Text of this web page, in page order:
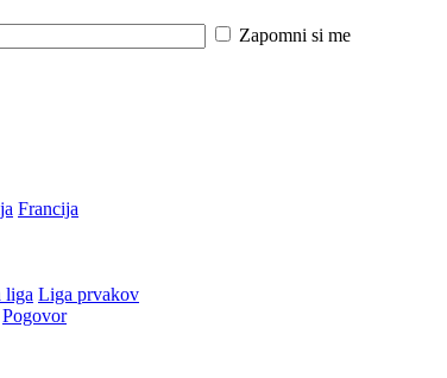
Zapomni si me
Francija
liga Liga prvakov
Pogovor